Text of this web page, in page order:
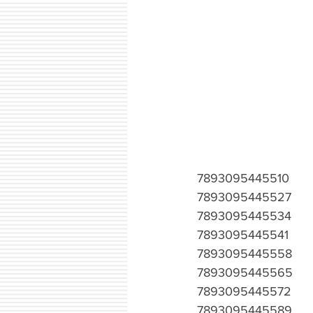
7893095445510
7893095445527
7893095445534
7893095445541
7893095445558
7893095445565
7893095445572